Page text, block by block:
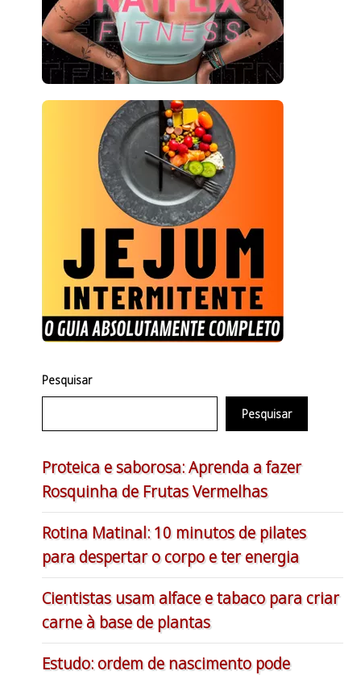
Pesquisar
Pesquisar
Proteica e saborosa: Aprenda a fazer
Rosquinha de Frutas Vermelhas
Rotina Matinal: 10 minutos de pilates
para despertar o corpo e ter energia
Cientistas usam alface e tabaco para criar
carne à base de plantas
Estudo: ordem de nascimento pode